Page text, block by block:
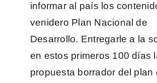
informar al país los
venidero Plan Nacional de
Desarrollo. Entregarle a la
en estos primeros 100 días
propuesta borrador del plan